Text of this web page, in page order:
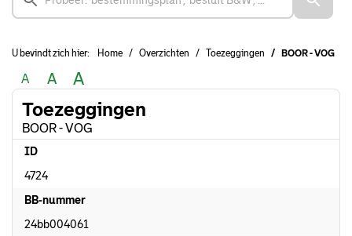
U bevindt zich hier: Home Overzichten Toezeggingen BOOR - VOG
A A A
Toezeggingen
BOOR - VOG
ID
4724
BB-nummer
24bb004061